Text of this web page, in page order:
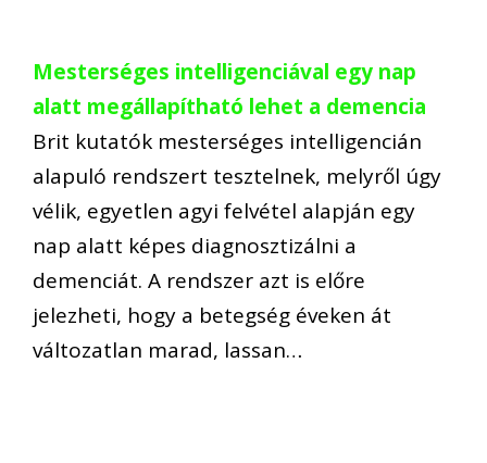
Mesterséges intelligenciával egy nap
alatt megállapítható lehet a demencia
Brit kutatók mesterséges intelligencián
alapuló rendszert tesztelnek, melyről úgy
vélik, egyetlen agyi felvétel alapján egy
nap alatt képes diagnosztizálni a
demenciát. A rendszer azt is előre
jelezheti, hogy a betegség éveken át
változatlan marad, lassan…